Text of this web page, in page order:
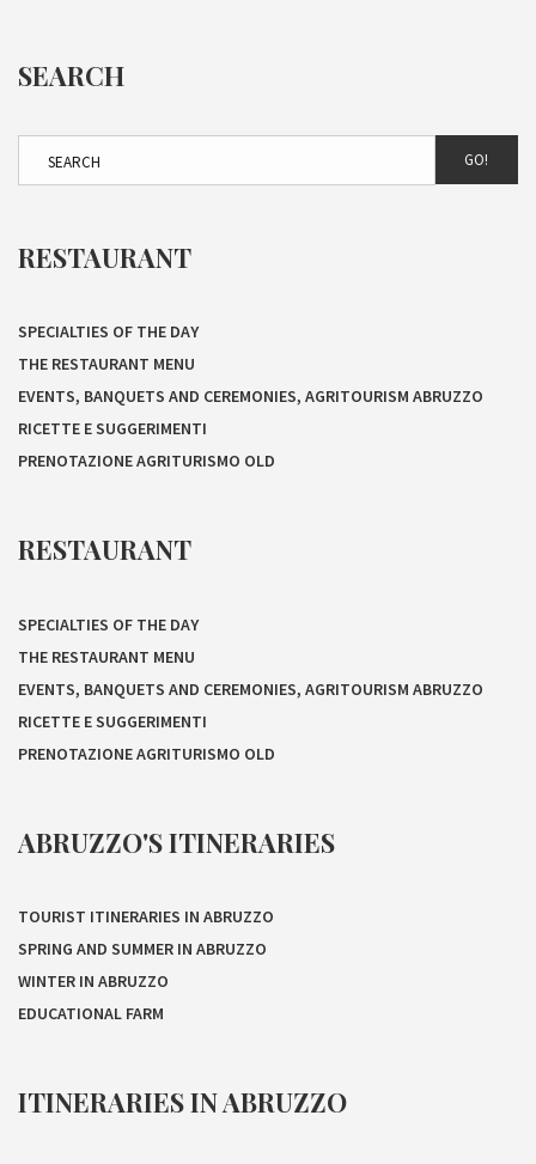
SEARCH
GO!
RESTAURANT
SPECIALTIES OF THE DAY
THE RESTAURANT MENU
EVENTS, BANQUETS AND CEREMONIES, AGRITOURISM ABRUZZO
RICETTE E SUGGERIMENTI
PRENOTAZIONE AGRITURISMO OLD
RESTAURANT
SPECIALTIES OF THE DAY
THE RESTAURANT MENU
EVENTS, BANQUETS AND CEREMONIES, AGRITOURISM ABRUZZO
RICETTE E SUGGERIMENTI
PRENOTAZIONE AGRITURISMO OLD
ABRUZZO'S ITINERARIES
TOURIST ITINERARIES IN ABRUZZO
SPRING AND SUMMER IN ABRUZZO
WINTER IN ABRUZZO
EDUCATIONAL FARM
ITINERARIES IN ABRUZZO